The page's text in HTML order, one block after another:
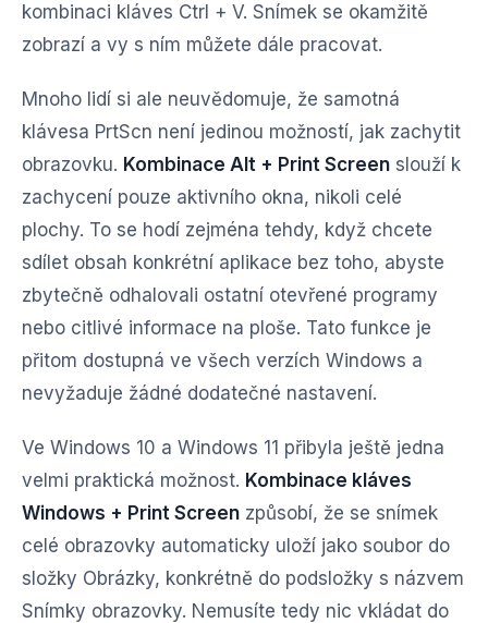
kombinaci kláves Ctrl + V. Snímek se okamžitě
zobrazí a vy s ním můžete dále pracovat.
Mnoho lidí si ale neuvědomuje, že samotná
klávesa PrtScn není jedinou možností, jak zachytit
obrazovku. Kombinace Alt + Print Screen slouží k
zachycení pouze aktivního okna, nikoli celé
plochy. To se hodí zejména tehdy, když chcete
sdílet obsah konkrétní aplikace bez toho, abyste
zbytečně odhalovali ostatní otevřené programy
nebo citlivé informace na ploše. Tato funkce je
přitom dostupná ve všech verzích Windows a
nevyžaduje žádné dodatečné nastavení.
Ve Windows 10 a Windows 11 přibyla ještě jedna
velmi praktická možnost. Kombinace kláves
Windows + Print Screen způsobí, že se snímek
celé obrazovky automaticky uloží jako soubor do
složky Obrázky, konkrétně do podsložky s názvem
Snímky obrazovky. Nemusíte tedy nic vkládat do